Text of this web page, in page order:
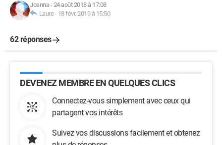
Joanna-24 août 2018 à 17:08
Laure- 18 févr. 2019 à 15:50
62 réponses
DEVENEZ MEMBRE EN QUELQUES CLICS
Connectez-vous simplement avec ceux qui
partagent vos intérêts
Suivez vos discussions facilement et obtenez